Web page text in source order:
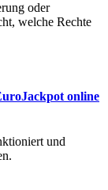
oder
welche Rechte
online
und